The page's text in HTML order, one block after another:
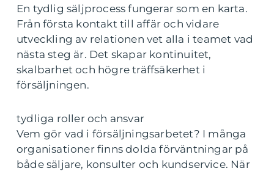
En tydlig säljprocess fungerar som en karta.
Från första kontakt till affär och vidare
utveckling av relationen vet alla i teamet vad
nästa steg är. Det skapar kontinuitet,
skalbarhet och högre träffsäkerhet i
försäljningen.
tydliga roller och ansvar
Vem gör vad i försäljningsarbetet? I många
organisationer finns dolda förväntningar på
både säljare, konsulter och kundservice. När